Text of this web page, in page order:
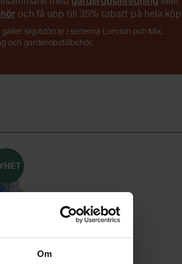
Om
är
i att
saker i
Anpassa
BEHOV
och få upp till 35% rabatt på hela
skjutdörrar i serierna London och Mix,
och garderobstillbehör.